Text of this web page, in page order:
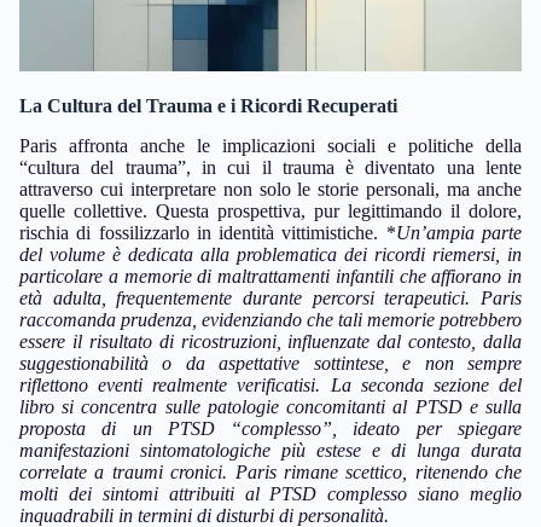
La Cultura del Trauma e i Ricordi Recuperati
Paris affronta anche le implicazioni sociali e politiche della
“cultura del trauma”, in cui il trauma è diventato una lente
attraverso cui interpretare non solo le storie personali, ma anche
quelle collettive. Questa prospettiva, pur legittimando il dolore,
rischia di fossilizzarlo in identità vittimistiche. *Un’ampia parte
del volume è dedicata alla problematica dei ricordi riemersi, in
particolare a memorie di maltrattamenti infantili che affiorano in
età adulta, frequentemente durante percorsi terapeutici.
Paris
raccomanda prudenza, evidenziando che tali memorie potrebbero
essere il risultato di ricostruzioni, influenzate dal contesto, dalla
suggestionabilità o da aspettative sottintese, e non sempre
riflettono eventi realmente verificatisi.
La seconda sezione del
libro si concentra sulle patologie concomitanti al PTSD e sulla
proposta di un PTSD “complesso”, ideato per spiegare
manifestazioni sintomatologiche più estese e di lunga durata
correlate a traumi cronici. Paris rimane scettico, ritenendo che
molti dei sintomi attribuiti al PTSD complesso siano meglio
inquadrabili in termini di disturbi di personalità.